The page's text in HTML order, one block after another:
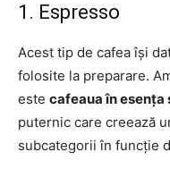
1. Espresso
Acest tip de cafea își
folosite la preparare.
este cafeaua în esența
puternic care creează
subcategorii în funcție